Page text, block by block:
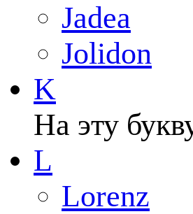
Jadea
Jolidon
K
На эту
L
Lorenz